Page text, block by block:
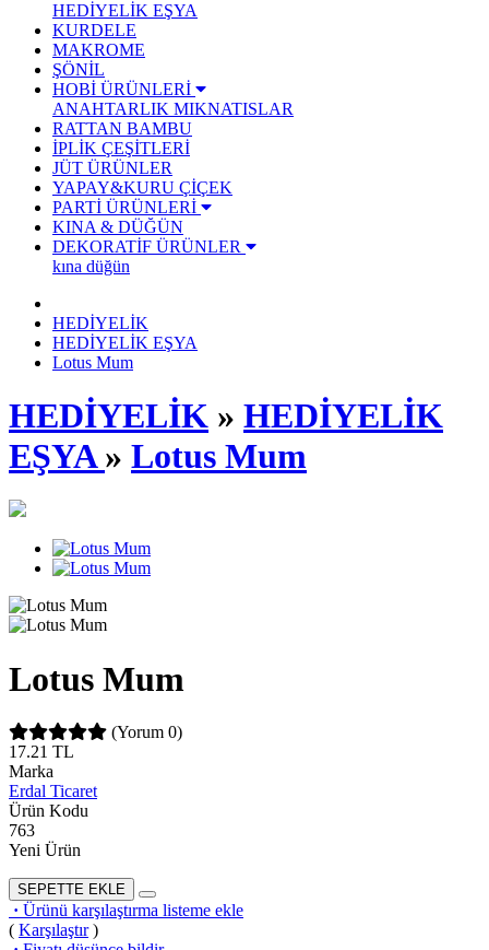
HEDİYELİK EŞYA
KURDELE
MAKROME
ŞÖNİL
HOBİ ÜRÜNLERİ
ANAHTARLIK MIKNATISLAR
RATTAN BAMBU
İPLİK ÇEŞİTLERİ
JÜT ÜRÜNLER
YAPAY&KURU ÇİÇEK
PARTİ ÜRÜNLERİ
KINA & DÜĞÜN
DEKORATİF ÜRÜNLER
kına düğün
HEDİYELİK
HEDİYELİK EŞYA
Lotus Mum
HEDİYELİK » HEDİYELİK
EŞYA» Lotus Mum
Lotus Mum
(Yorum 0)
17.21 TL
Marka
Erdal Ticaret
Ürün Kodu
763
Yeni Ürün
SEPETTE EKLE
· Ürünü karşılaştırma listeme ekle
( Karşılaştır)